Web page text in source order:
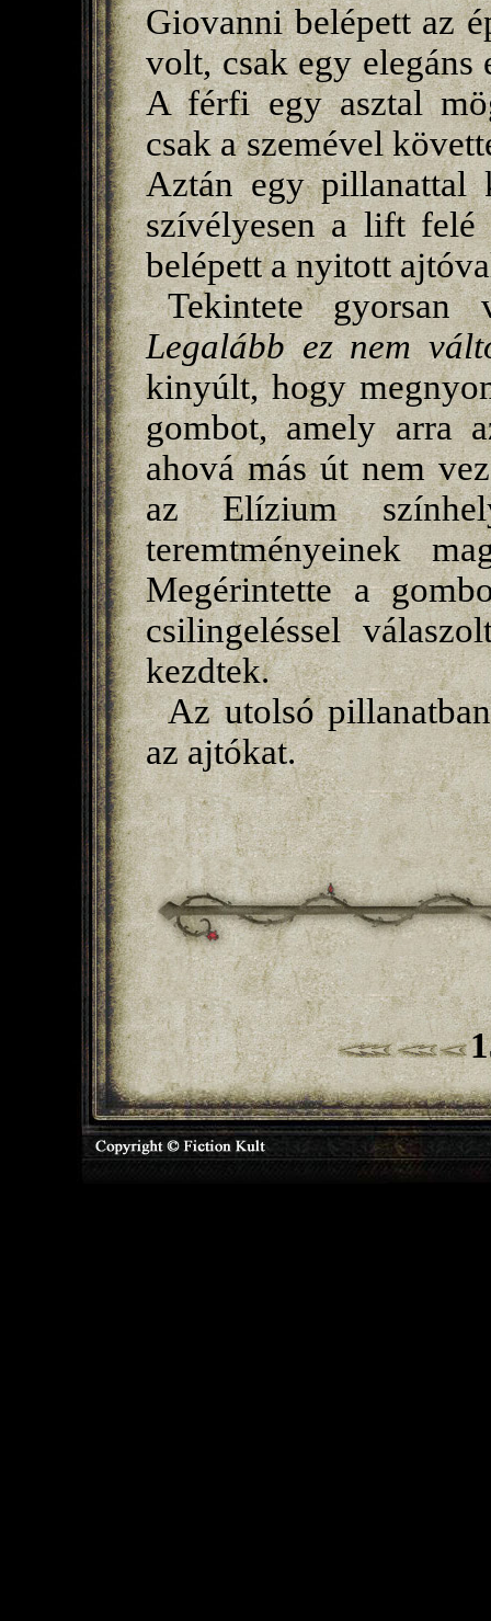
Giovanni belépett az
volt, csak egy elegáns
A férfi egy asztal
csak a szemével
Aztán egy pillanattal
szívélyesen a lift felé
belépett a nyitott
Tekintete gyorsan
Legalább ez nem
kinyúlt, hogy
gombot, amely arra
ahová más út nem
az Elízium
teremtményeinek
Megérintette a
csilingeléssel
kezdtek.
Az utolsó
az ajtókat.